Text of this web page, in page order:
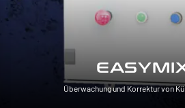
Überwachung und Korrektur von